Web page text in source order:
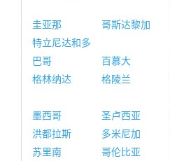
圭亚那 哥斯达黎加
特立尼达和多
巴哥
百慕大
格林纳达
格陵兰
墨西哥 圣卢西亚
洪都拉斯
多米尼加
苏里南
哥伦比亚